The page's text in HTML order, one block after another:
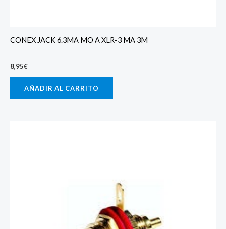
CONEX JACK 6.3MA MO A XLR-3 MA 3M
8,95€
AÑADIR AL CARRITO